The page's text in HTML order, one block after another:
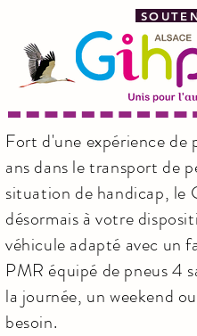
Fort d'une expérience de
ans dans le transport de
situation de handicap, le
désormais à votre
véhicule adapté avec un
PMR équipé de pneus 4
la journée, un weekend
besoin.